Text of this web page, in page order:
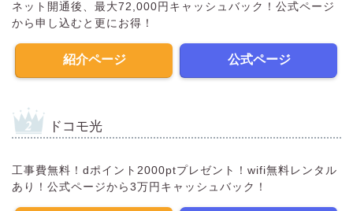
ネット開通後、最大72,000円キャッシュバック！公式ページ
から申し込むと更にお得！
紹介ページ 公式ページ
ドコモ光
工事費無料！dポイント2000ptプレゼント！wifi無料レンタル
あり！公式ページから3万円キャッシュバック！